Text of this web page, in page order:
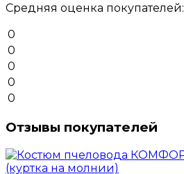
Средняя оценка покупателей:
0
0
0
0
0
Отзывы покупателей